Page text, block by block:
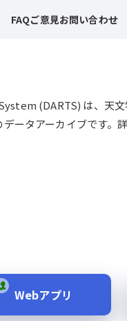
FAQご意見お問い合わせ
(DARTS) は、天
ータアーカイブです。
Webアプリ